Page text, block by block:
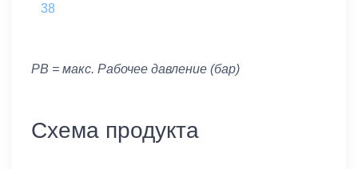
38
PB = макс. Рабочее давление (бар)
Схема продукта